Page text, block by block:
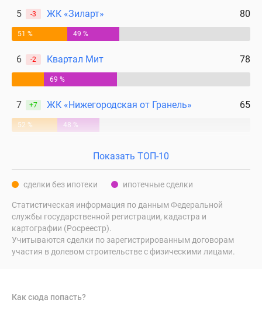
5 -3 ЖК «Зиларт» 80
51 % 49 %
6 -2 Квартал Мит 78
69 %
7 +7 ЖК «Нижегородская от Гранель» 65
52 % 48 %
Показать ТОП-10
сделки без ипотеки ипотечные сделки
Статистическая информация по данным Федеральной
службы государственной регистрации, кадастра и
картографии (Росреестр).
Учитываются сделки по зарегистрированным договорам
участия в долевом строительстве с физическими лицами.
Как сюда попасть?